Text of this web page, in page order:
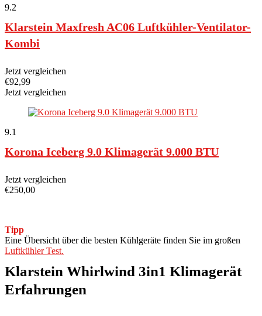
9.2
Klarstein Maxfresh AC06 Luftkühler-Ventilator-
Kombi
Jetzt vergleichen
€92,99
Jetzt vergleichen
9.1
Korona Iceberg 9.0 Klimagerät 9.000 BTU
Jetzt vergleichen
€250,00
Tipp
Eine Übersicht über die besten Kühlgeräte finden Sie im großen
Luftkühler Test.
Klarstein Whirlwind 3in1 Klimagerät
Erfahrungen